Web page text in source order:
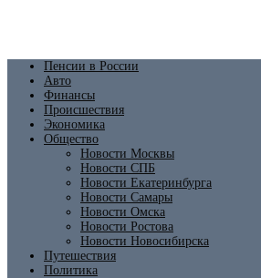
Пенсии в России
Авто
Финансы
Происшествия
Экономика
Общество
Новости Москвы
Новости СПБ
Новости Екатеринбурга
Новости Самары
Новости Омска
Новости Ростова
Новости Новосибирска
Путешествия
Политика